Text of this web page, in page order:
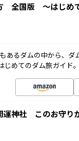
全国版 ～はじめ
あるダムの中から、ダ
じめてのダム旅ガイド
神社 このお守り